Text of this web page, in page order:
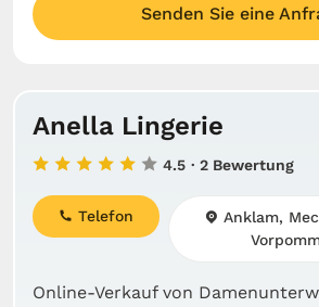
Senden Sie eine
Anella Lingerie
4.5 · 2 Bewertung
Online-Verkauf von
Telefon
Anklam,